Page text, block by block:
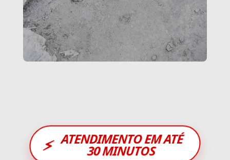
⚡ ATENDIMENTO EM ATÉ
30 MINUTOS